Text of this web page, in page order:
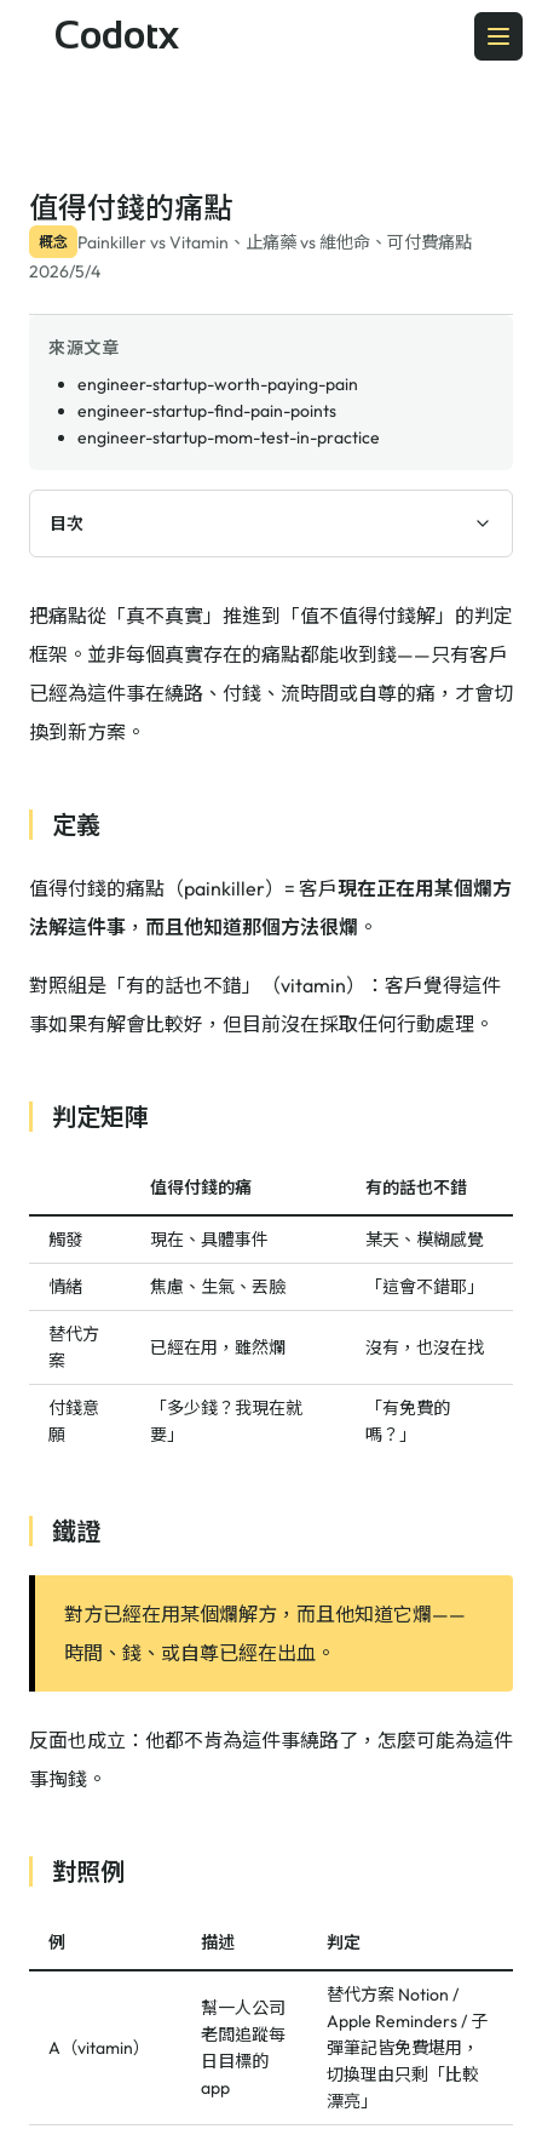
Codotx
值得付錢的痛點
概念 Painkiller vs Vitamin、止痛藥 vs 維他命、可付費痛點
2026/5/4
來源文章
engineer-startup-worth-paying-pain
engineer-startup-find-pain-points
engineer-startup-mom-test-in-practice
目次
把痛點從「真不真實」推進到「值不值得付錢解」的判定
框架。並非每個真實存在的痛點都能收到錢——只有客戶
已經為這件事在繞路、付錢、流時間或自尊的痛，才會切
換到新方案。
定義
值得付錢的痛點（painkiller）= 客戶現在正在用某個爛方
法解這件事 ， 而且他知道那個方法很爛 。
對照組是「有的話也不錯」（vitamin）：客戶覺得這件
事如果有解會比較好，但目前沒在採取任何行動處理。
判定矩陣
值得付錢的痛 有的話也不錯
觸發 現在、具體事件 某天、模糊感覺
情緒 焦慮、生氣、丟臉 「這會不錯耶」
替代方
案
已經在用，雖然爛 沒有，也沒在找
付錢意
願
「多少錢？我現在就
要」
「有免費的
嗎？」
鐵證
對方已經在用某個爛解方，而且他知道它爛——
時間、錢、或自尊已經在出血。
反面也成立：他都不肯為這件事繞路了，怎麼可能為這件
事掏錢。
對照例
例 描述 判定
A（vitamin）
幫一人公司
老闆追蹤每
日目標的
app
替代方案 Notion /
Apple Reminders / 子
彈筆記皆免費堪用，
切換理由只剩「比較
漂亮」